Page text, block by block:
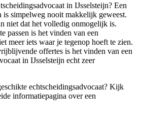
in IJsselsteijn? Een
is simpelweg nooit makkelijk geweest.
niet dat het volledig onmogelijk is.
passen is het vinden van een
meer iets waar je tegenop hoeft te zien.
offertes is het vinden van een
in IJsselsteijn echt zeer
echtscheidingsadvocaat? Kijk
informatiepagina over een